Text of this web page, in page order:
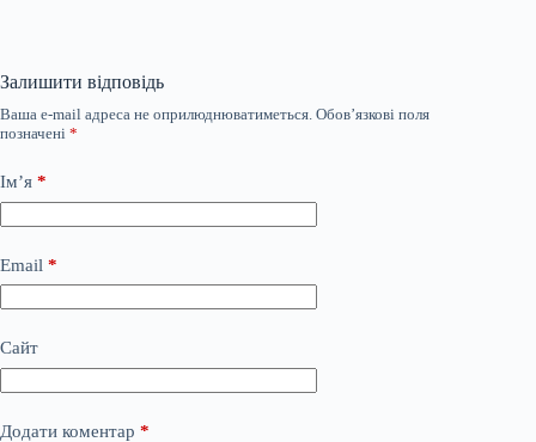
Залишити відповідь
Ваша e-mail адреса не оприлюднюватиметься. Обов’язкові поля
позначені *
Ім’я *
Email *
Сайт
Додати коментар *